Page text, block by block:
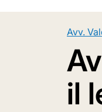
Avv.
il